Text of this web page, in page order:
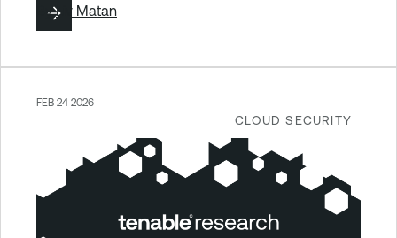
ByLiv Matan
CLOUD SECURITY
FEB 24 2026